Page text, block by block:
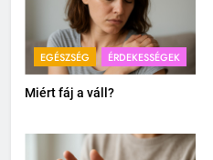
EGÉSZSÉG ÉRDEKESSÉGEK
Miért fáj a váll?